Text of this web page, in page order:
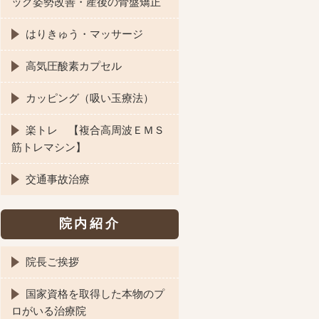
はりきゅう・マッサージ
高気圧酸素カプセル
カッピング（吸い玉療法）
楽トレ 【複合高周波ＥＭＳ
筋トレマシン】
交通事故治療
院内紹介
院長ご挨拶
国家資格を取得した本物のプ
ロがいる治療院